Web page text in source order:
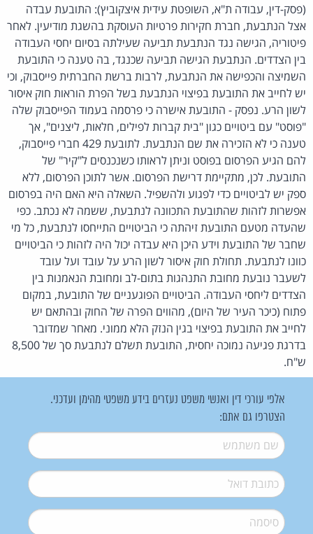
(פסק-דין, עבודה ת"א, השופטת עידית איצקוביץ): התובעת עבדה
אצל הנתבעת, חברת חקירות פרטיות העוסקת בהשגת מודיעין. לאחר
פיטוריה, הגישה נגד הנתבעת תביעה שעילתה בסיום יחסי העבודה
בין הצדדים. הנתבעת הגישה תביעה שכנגד, בה טענה כי התובעת
השמיצה והכפישה את הנתבעת, לרבות ברשת החברתית פייסבוק, וכי
יש לחייב את התובעת בפיצוי הנתבעת בשל הפרת הוראות חוק איסור
לשון הרע. נפסק - התובעת אישרה כי פרסמה בעמוד הפייסבוק שלה
"פוסט" עם ביטויים כגון "בית קברות לפילים, חלאות, ליצנים", אך
טענה כי לא הזכירה את שם הנתבעת. לתובעת 429 חברי פייסבוק,
להם הגיע הפרסום בפוסט וניתן לראותו כשנכנסים ל"קיר" של
התובעת. לכן, מתקיימת דרישת הפרסום. אשר לתוכן הפרסום, ללא
ספק יש לביטויים כדי לפגוע ולהשפיל. השאלה היא האם היה בפרסום
אפשרות לזהות שהתובעת התכוונה לנתבעת, ששמה לא נכתב. כפי
שהעדה מטעם התובעת זיהתה כי הביטויים התייחסו לנתבעת, כל מי
שחבר של התובעת וידע היכן היא עבדה יכול היה לזהות כי הביטויים
כוונו לנתבעת. תחולת חוק איסור לשון הרע על עובד ועל עובד
לשעבר נובעת מחובת התנהגות בתום-לב ומחובת הנאמנות בין
הצדדים ליחסי העבודה. הביטויים הפוגעניים של התובעת, במקום
פתוח (כיכר העיר של היום), מהווים הפרה של החוק ובהתאם יש
לחייב את התובעת בפיצוי בגין הנזק הלא ממוני. מאחר שמדובר
בדרגת פגיעה נמוכה יחסית, התובעת תשלם לנתבעת סך של 8,500
ש"ח.
אלפי עורכי דין ואנשי משפט נעזרים בידע משפטי מהימן ועדכני.
הצטרפו גם אתם:
שם משתמש*
דואל*
סיסמה*